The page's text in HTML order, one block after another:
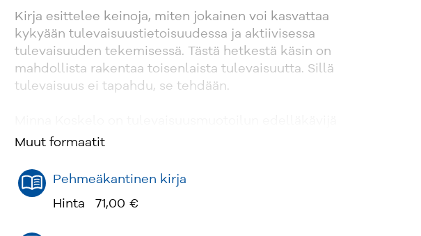
Kirja esittelee keinoja, miten jokainen voi kasvattaa
kykyään tulevaisuustietoisuudessa ja aktiivisessa
tulevaisuuden tekemisessä. Tästä hetkestä käsin on
mahdollista rakentaa toisenlaista tulevaisuutta. Sillä
tulevaisuus ei tapahdu, se tehdään.
Suomessa. Hän yhdistää ajattelussaan raikkaalla
ihmistieteitä rikastaen käsitystämme siitä, mitä voisi
olla ja mitä voisimme tulevaisuuksien eteen tehdä.
Muut formaatit
Pehmeäkantinen kirja
Hinta
71,00 €